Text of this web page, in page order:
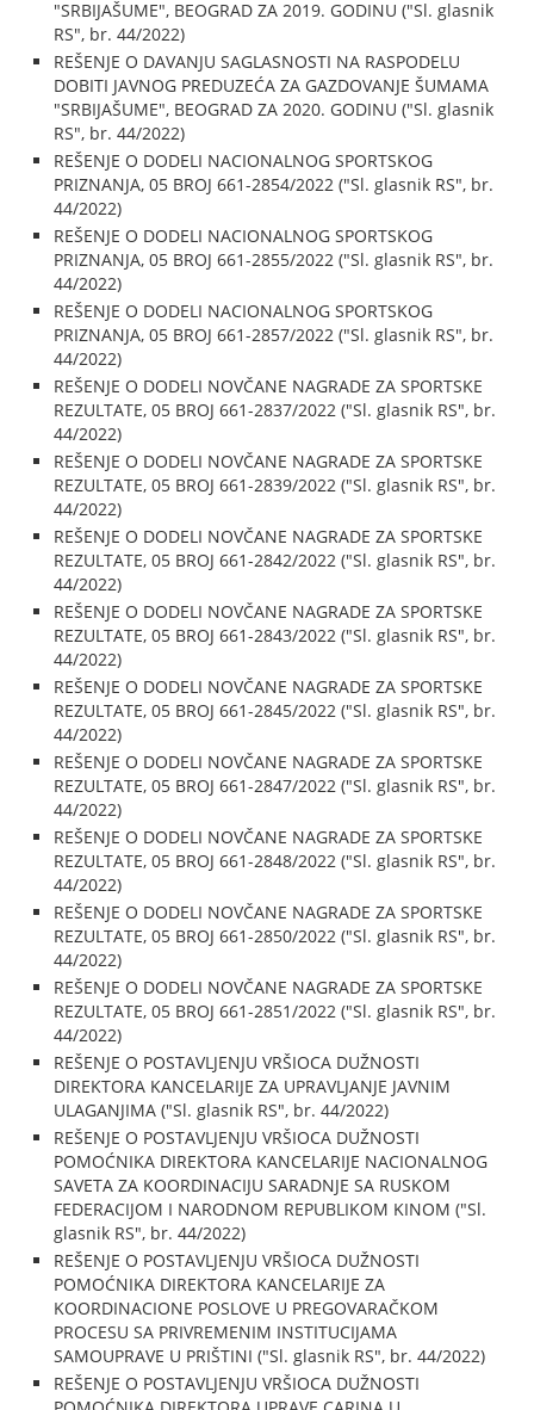
"SRBIJAŠUME", BEOGRAD ZA 2019. GODINU ("Sl. glasnik
RS", br. 44/2022)
REŠENJE O DAVANJU SAGLASNOSTI NA RASPODELU
DOBITI JAVNOG PREDUZEĆA ZA GAZDOVANJE ŠUMAMA
"SRBIJAŠUME", BEOGRAD ZA 2020. GODINU ("Sl. glasnik
RS", br. 44/2022)
REŠENJE O DODELI NACIONALNOG SPORTSKOG
PRIZNANJA, 05 BROJ 661-2854/2022 ("Sl. glasnik RS", br.
44/2022)
REŠENJE O DODELI NACIONALNOG SPORTSKOG
PRIZNANJA, 05 BROJ 661-2855/2022 ("Sl. glasnik RS", br.
44/2022)
REŠENJE O DODELI NACIONALNOG SPORTSKOG
PRIZNANJA, 05 BROJ 661-2857/2022 ("Sl. glasnik RS", br.
44/2022)
REŠENJE O DODELI NOVČANE NAGRADE ZA SPORTSKE
REZULTATE, 05 BROJ 661-2837/2022 ("Sl. glasnik RS", br.
44/2022)
REŠENJE O DODELI NOVČANE NAGRADE ZA SPORTSKE
REZULTATE, 05 BROJ 661-2839/2022 ("Sl. glasnik RS", br.
44/2022)
REŠENJE O DODELI NOVČANE NAGRADE ZA SPORTSKE
REZULTATE, 05 BROJ 661-2842/2022 ("Sl. glasnik RS", br.
44/2022)
REŠENJE O DODELI NOVČANE NAGRADE ZA SPORTSKE
REZULTATE, 05 BROJ 661-2843/2022 ("Sl. glasnik RS", br.
44/2022)
REŠENJE O DODELI NOVČANE NAGRADE ZA SPORTSKE
REZULTATE, 05 BROJ 661-2845/2022 ("Sl. glasnik RS", br.
44/2022)
REŠENJE O DODELI NOVČANE NAGRADE ZA SPORTSKE
REZULTATE, 05 BROJ 661-2847/2022 ("Sl. glasnik RS", br.
44/2022)
REŠENJE O DODELI NOVČANE NAGRADE ZA SPORTSKE
REZULTATE, 05 BROJ 661-2848/2022 ("Sl. glasnik RS", br.
44/2022)
REŠENJE O DODELI NOVČANE NAGRADE ZA SPORTSKE
REZULTATE, 05 BROJ 661-2850/2022 ("Sl. glasnik RS", br.
44/2022)
REŠENJE O DODELI NOVČANE NAGRADE ZA SPORTSKE
REZULTATE, 05 BROJ 661-2851/2022 ("Sl. glasnik RS", br.
44/2022)
REŠENJE O POSTAVLJENJU VRŠIOCA DUŽNOSTI
DIREKTORA KANCELARIJE ZA UPRAVLJANJE JAVNIM
ULAGANJIMA ("Sl. glasnik RS", br. 44/2022)
REŠENJE O POSTAVLJENJU VRŠIOCA DUŽNOSTI
POMOĆNIKA DIREKTORA KANCELARIJE NACIONALNOG
SAVETA ZA KOORDINACIJU SARADNJE SA RUSKOM
FEDERACIJOM I NARODNOM REPUBLIKOM KINOM ("Sl.
glasnik RS", br. 44/2022)
REŠENJE O POSTAVLJENJU VRŠIOCA DUŽNOSTI
POMOĆNIKA DIREKTORA KANCELARIJE ZA
KOORDINACIONE POSLOVE U PREGOVARAČKOM
PROCESU SA PRIVREMENIM INSTITUCIJAMA
SAMOUPRAVE U PRIŠTINI ("Sl. glasnik RS", br. 44/2022)
REŠENJE O POSTAVLJENJU VRŠIOCA DUŽNOSTI